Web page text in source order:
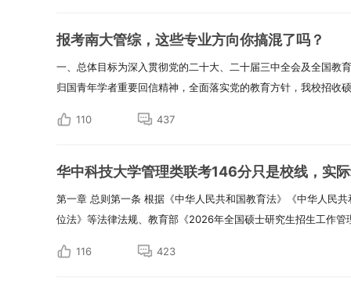
报考南大管综，这些专业方向你搞混了吗？
一、总体目标为深入贯彻党的二十大、二十届三中全会及全国教
归国青年学者重要回信精神，全面落实党的教育方针，我校招收
110 437
华中科技大学管理类联考146分只是校线，实
第一章 总则第一条 根据《中华人民共和国教育法》《中华人民
位法》等法律法规、教育部《2026年全国硕士研究生招生工作管
116 423